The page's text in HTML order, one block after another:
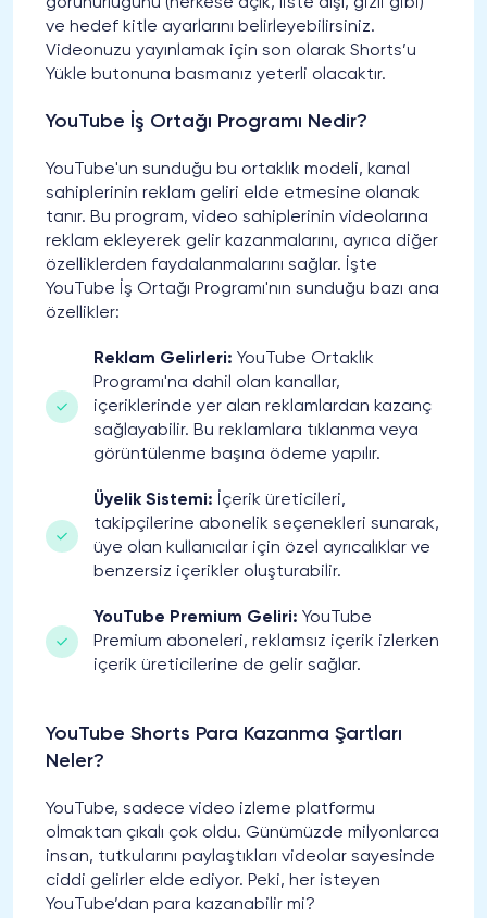
ve hedef kitle ayarlarını belirleyebilirsiniz.
Videonuzu yayınlamak için son olarak Shorts’u
Yükle butonuna basmanız yeterli olacaktır.
YouTube İş Ortağı Programı Nedir?
YouTube'un sunduğu bu ortaklık modeli, kanal
sahiplerinin reklam geliri elde etmesine olanak
tanır. Bu program, video sahiplerinin videolarına
reklam ekleyerek gelir kazanmalarını, ayrıca diğer
özelliklerden faydalanmalarını sağlar. İşte
YouTube İş Ortağı Programı'nın sunduğu bazı ana
özellikler:
Reklam Gelirleri: YouTube Ortaklık
Programı'na dahil olan kanallar,
içeriklerinde yer alan reklamlardan kazanç
sağlayabilir. Bu reklamlara tıklanma veya
görüntülenme başına ödeme yapılır.
Üyelik Sistemi: İçerik üreticileri,
takipçilerine abonelik seçenekleri sunarak,
üye olan kullanıcılar için özel ayrıcalıklar ve
benzersiz içerikler oluşturabilir.
YouTube Premium Geliri: YouTube
Premium aboneleri, reklamsız içerik izlerken
içerik üreticilerine de gelir sağlar.
YouTube Shorts Para Kazanma Şartları
Neler?
YouTube, sadece video izleme platformu
olmaktan çıkalı çok oldu. Günümüzde milyonlarca
insan, tutkularını paylaştıkları videolar sayesinde
ciddi gelirler elde ediyor. Peki, her isteyen
YouTube’dan para kazanabilir mi?